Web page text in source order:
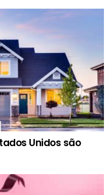
Unidos são